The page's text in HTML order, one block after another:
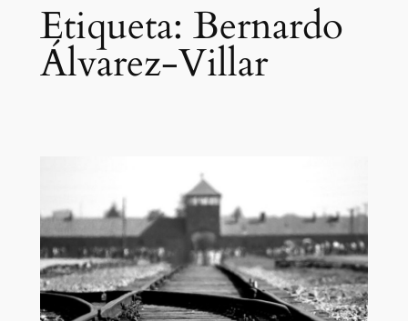
Etiqueta: Bernardo
Álvarez-Villar